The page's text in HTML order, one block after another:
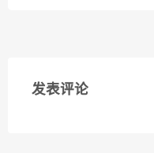
发表评论